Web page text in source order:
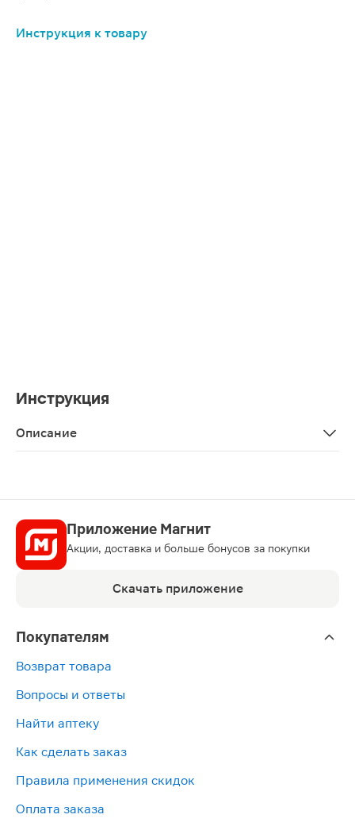
Инструкция к товару
Инструкция
Описание
Приложение Магнит
Акции, доставка и больше бонусов за покупки
Скачать приложение
Покупателям
Возврат товара
Вопросы и ответы
Найти аптеку
Как сделать заказ
Правила применения скидок
Оплата заказа